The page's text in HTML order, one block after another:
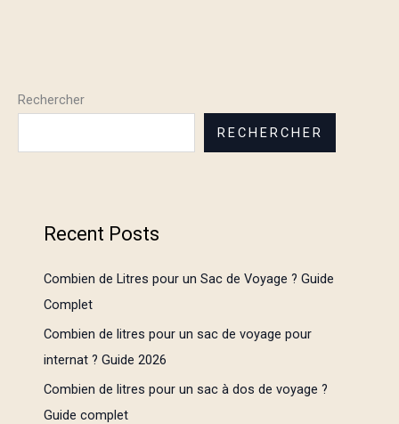
Rechercher
RECHERCHER
Recent Posts
Combien de Litres pour un Sac de Voyage ? Guide
Complet
Combien de litres pour un sac de voyage pour
internat ? Guide 2026
Combien de litres pour un sac à dos de voyage ?
Guide complet